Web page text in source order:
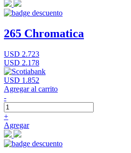
265 Chromatica
USD 2.723
USD 2.178
USD 1.852
Agregar al carrito
-
+
Agregar